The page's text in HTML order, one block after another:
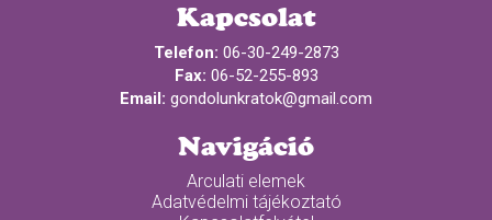
Kapcsolat
Telefon: 06-30-249-2873
Fax: 06-52-255-893
Email: gondolunkratok@gmail.com
Navigáció
Arculati elemek
Adatvédelmi tájékoztató